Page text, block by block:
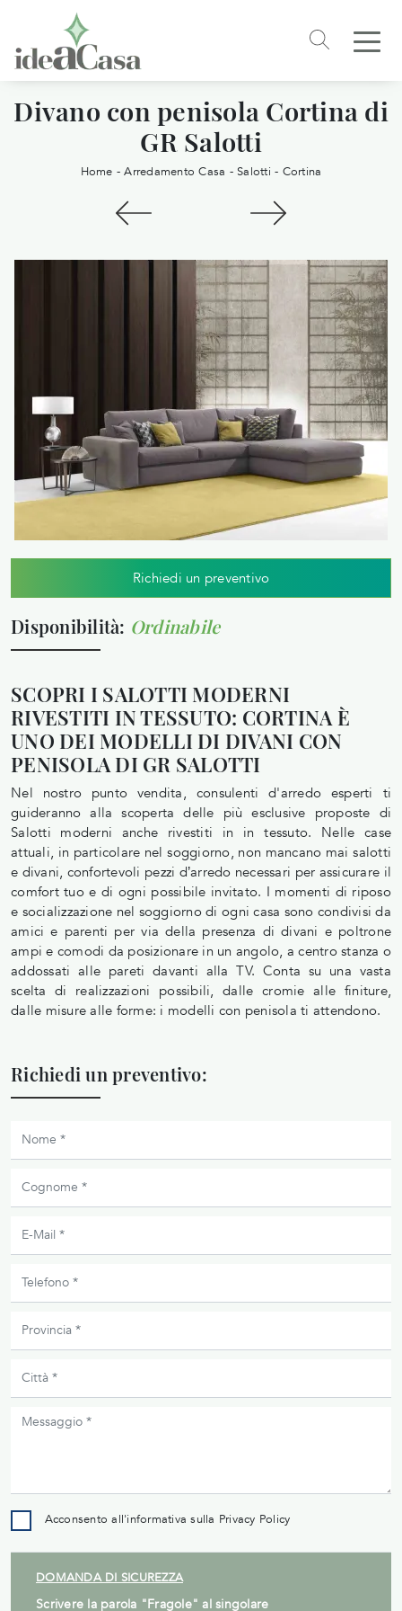
Divano con penisola Cortina di
GR Salotti
Home -Arredamento Casa - Salotti - Cortina
Richiedi un preventivo
Disponibilità: Ordinabile
SCOPRI I SALOTTI MODERNI
RIVESTITI IN TESSUTO: CORTINA È
UNO DEI MODELLI DI DIVANI CON
PENISOLA DI GR SALOTTI
Nel nostro punto vendita, consulenti d'arredo esperti ti
guideranno alla scoperta delle più esclusive proposte di
Salotti moderni anche rivestiti in in tessuto. Nelle case
attuali, in particolare nel soggiorno, non mancano mai salotti
e divani, confortevoli pezzi d’arredo necessari per assicurare il
comfort tuo e di ogni possibile invitato. I momenti di riposo
e socializzazione nel soggiorno di ogni casa sono condivisi da
amici e parenti per via della presenza di divani e poltrone
ampi e comodi da posizionare in un angolo, a centro stanza o
addossati alle pareti davanti alla TV. Conta su una vasta
scelta di realizzazioni possibili, dalle cromie alle finiture,
dalle misure alle forme: i modelli con penisola ti attendono.
Richiedi un preventivo:
Acconsento all'informativa sulla Privacy Policy
DOMANDA DI SICUREZZA
Scrivere la parola "Fragole" al singolare